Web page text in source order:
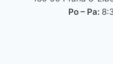
Po – Pa: